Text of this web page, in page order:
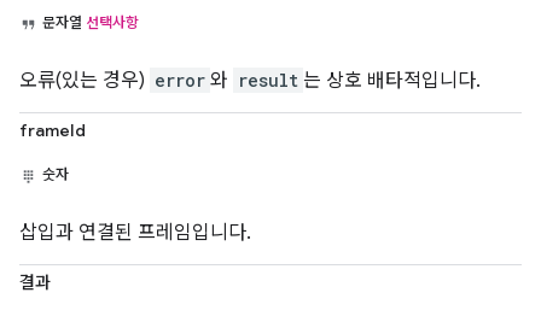
문자열 선택사항
오류(있는 경우) error 와 result 는 상호 배타적입니다.
frameId
숫자
삽입과 연결된 프레임입니다.
결과